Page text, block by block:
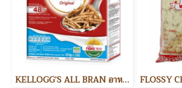
KELLOGG’S ALL BRAN อาหารเช้า